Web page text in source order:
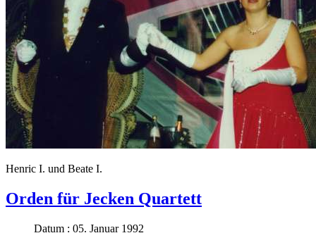
Henric I. und Beate I.
Orden für Jecken Quartett
Datum : 05. Januar 1992